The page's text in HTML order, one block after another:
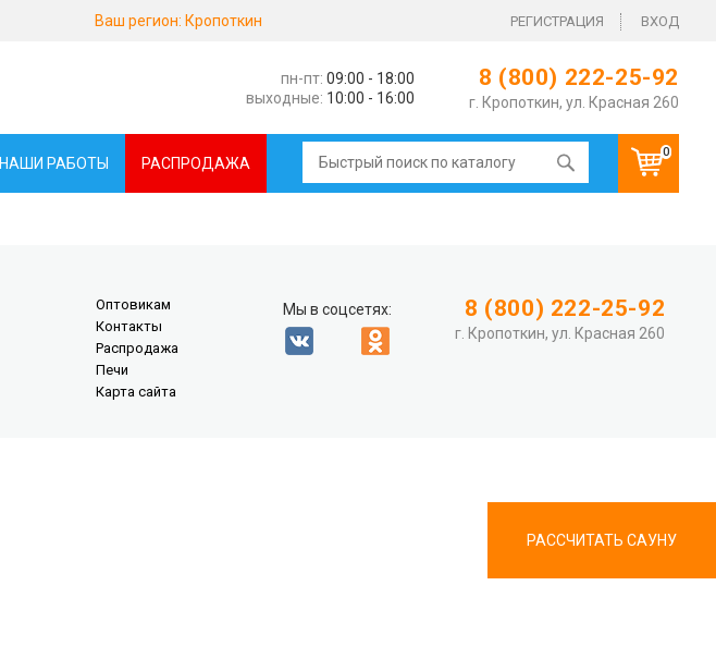
Ваш регион: Кропоткин РЕГИСТРАЦИЯ ВХОД
пн-пт: 09:00 - 18:00
выходные: 10:00 - 16:00
8 (800) 222-25-92
г. Кропоткин, ул. Красная 260
НАШИ РАБОТЫ РАСПРОДАЖА
0
РАССЧИТАТЬ САУНУ
Оптовикам
Контакты
Распродажа
Печи
Карта сайта
Мы в соцсетях: 8 (800) 222-25-92
г. Кропоткин, ул. Красная 260